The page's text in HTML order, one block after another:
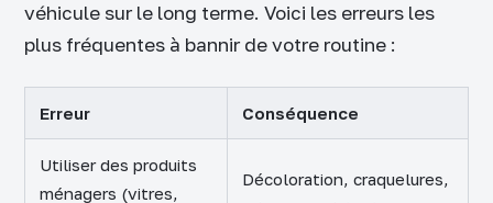
véhicule sur le long terme. Voici les erreurs les
plus fréquentes à bannir de votre routine :
Erreur Conséquence
Utiliser des produits
ménagers (vitres,
Décoloration, craquelures,